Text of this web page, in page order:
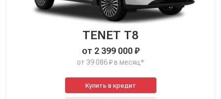
TENET T8
от 2 399 000 ₽
от 39 086 ₽ в месяц*
Купить в кредит